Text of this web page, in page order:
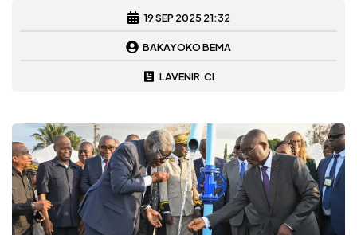
19 SEP 2025 21:32
BAKAYOKO BEMA
LAVENIR.CI